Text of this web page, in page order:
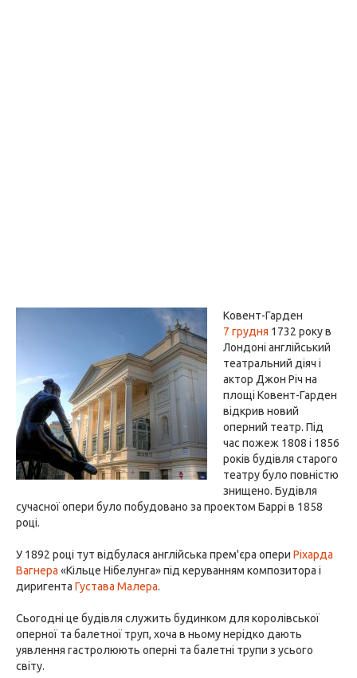
Ковент-Гарден
7 грудня 1732 року в
Лондоні англійський
театральний діяч і
актор Джон Річ на
площі Ковент-Гарден
відкрив новий
оперний театр. Під
час пожеж 1808 і 1856
років будівля старого
театру було повністю
знищено. Будівля
сучасної опери було побудовано за проектом Баррі в 1858
році.
У 1892 році тут відбулася англійська прем'єра опери Ріхарда
Вагнера «Кільце Нібелунга» під керуванням композитора і
диригента Густава Малера.
Сьогодні це будівля служить будинком для королівської
оперної та балетної труп, хоча в ньому нерідко дають
уявлення гастролюють оперні та балетні трупи з усього
світу.